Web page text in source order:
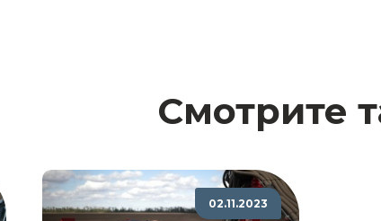
Смотрите
02.11.2023